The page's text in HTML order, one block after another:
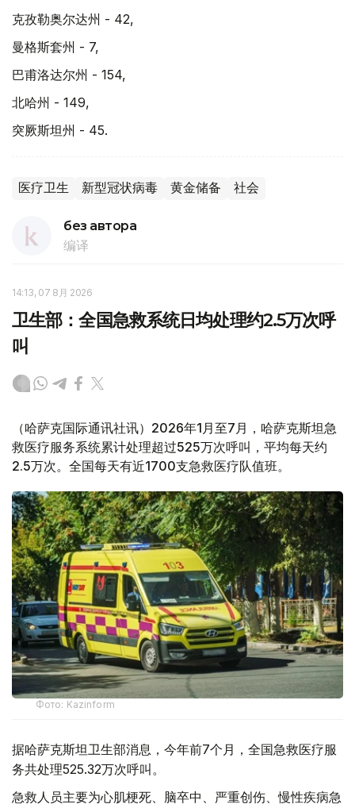
克孜勒奥尔达州 - 42,
曼格斯套州 - 7,
巴甫洛达尔州 - 154,
北哈州 - 149,
突厥斯坦州 - 45.
医疗卫生 新型冠状病毒 黄金储备 社会
без автора
编译
14:13, 07 8月 2026
卫生部：全国急救系统日均处理约2.5万次呼
叫
（哈萨克国际通讯社讯）2026年1月至7月，哈萨克斯坦急
救医疗服务系统累计处理超过525万次呼叫，平均每天约
2.5万次。全国每天有近1700支急救医疗队值班。
Фото: Kazinform
据哈萨克斯坦卫生部消息，今年前7个月，全国急救医疗服
务共处理525.32万次呼叫。
急救人员主要为心肌梗死、脑卒中、严重创伤、慢性疾病急